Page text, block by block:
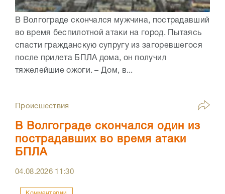
В Волгограде скончался мужчина, пострадавший
во время беспилотной атаки на город. Пытаясь
спасти гражданскую супругу из загоревшегося
после прилета БПЛА дома, он получил
тяжелейшие ожоги. – Дом, в...
Происшествия
В Волгограде скончался один из
пострадавших во время атаки
БПЛА
04.08.2026 11:30